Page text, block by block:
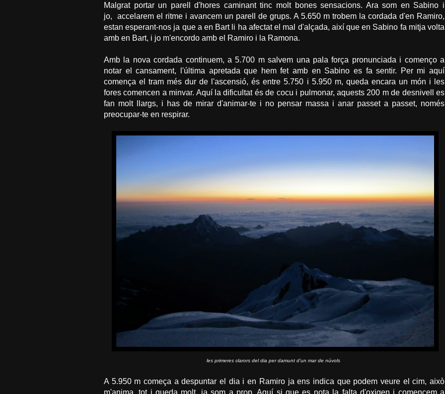
Malgrat portar un parell d'hores caminant tinc molt bones sensacions. Ara som en Sabino i
jo, accelarem el ritme i avancem un parell de grups. A 5.650 m trobem la cordada d'en Ramiro,
estan esperant-nos ja que a en Bart li ha afectat el mal d'alçada, així que en Sabino fa mitja volta
amb en Bart, i jo m'encordo amb el Ramiro i la Ramona.
Amb la nova cordada continuem, a 5.700 m salvem una pala força pronunciada i començo a
notar el cansament, l'última apretada que hem fet amb en Sabino es fa sentir. Per mi aquí
comença el tram més dur de l'ascensió, és entre 5.750 i 5.950 m, queda encara un món i les
fores comencen a minvar. Aquí la dificultat és de cocu i pulmonar, aquests 200 m de desnivell es
fan molt llargs, i has de mirar d'animar-te i no pensar massa i anar passet a passet, només
preocupar-te en respirar.
les primeres clarors del dia per damunt d'un mar de núvols
A 5.950 m começa a despuntar el dia i en Ramiro ja ens indica que podem veure el cim, això
m'anima, tot i queda molt, ja som a prop. Aquí si que es nota la falta d'oxigen i comencem a